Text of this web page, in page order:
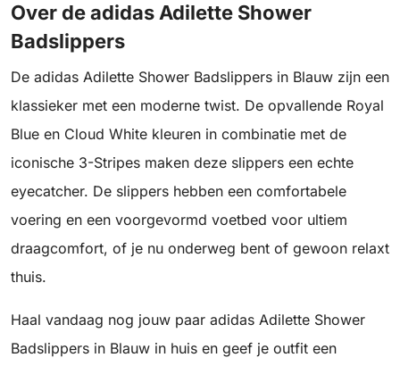
Over de adidas Adilette Shower
Badslippers
De adidas Adilette Shower Badslippers in Blauw zijn een
klassieker met een moderne twist. De opvallende Royal
Blue en Cloud White kleuren in combinatie met de
iconische 3-Stripes maken deze slippers een echte
eyecatcher. De slippers hebben een comfortabele
voering en een voorgevormd voetbed voor ultiem
draagcomfort, of je nu onderweg bent of gewoon relaxt
thuis.
Haal vandaag nog jouw paar adidas Adilette Shower
Badslippers in Blauw in huis en geef je outfit een